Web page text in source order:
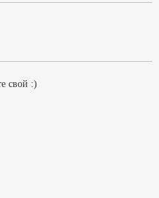
свой :)